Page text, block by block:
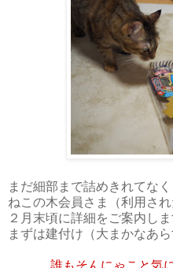
まだ細部まで詰めきれてなく
ねこの木会員さま（利用さ
２月末頃に詳細をご案内しま
まずは建付け（大まかなあ
誰もそんにゃこと気